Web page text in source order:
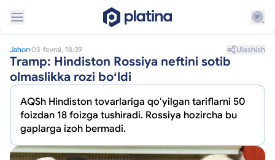
Jahon 03-fevral, 18:39 Ulashish
Tramp: Hindiston Rossiya neftini sotib
olmaslikka rozi boʻldi
AQSh Hindiston tovarlariga qoʻyilgan tariflarni 50
foizdan 18 foizga tushiradi. Rossiya hozircha bu
gaplarga izoh bermadi.